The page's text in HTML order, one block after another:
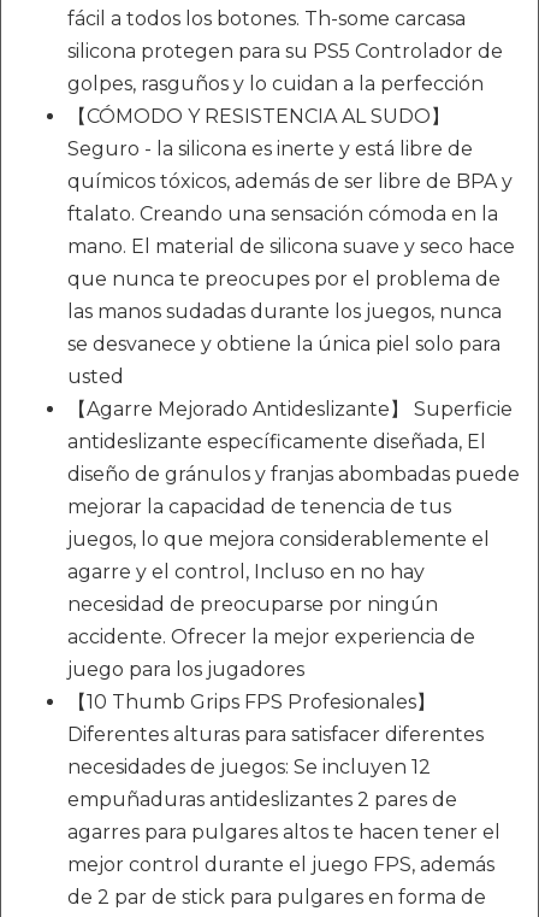
fácil a todos los botones. Th-some carcasa
silicona protegen para su PS5 Controlador de
golpes, rasguños y lo cuidan a la perfección
【CÓMODO Y RESISTENCIA AL SUDO】
Seguro - la silicona es inerte y está libre de
químicos tóxicos, además de ser libre de BPA y
ftalato. Creando una sensación cómoda en la
mano. El material de silicona suave y seco hace
que nunca te preocupes por el problema de
las manos sudadas durante los juegos, nunca
se desvanece y obtiene la única piel solo para
usted
【Agarre Mejorado Antideslizante】 Superficie
antideslizante específicamente diseñada, El
diseño de gránulos y franjas abombadas puede
mejorar la capacidad de tenencia de tus
juegos, lo que mejora considerablemente el
agarre y el control, Incluso en no hay
necesidad de preocuparse por ningún
accidente. Ofrecer la mejor experiencia de
juego para los jugadores
【10 Thumb Grips FPS Profesionales】
Diferentes alturas para satisfacer diferentes
necesidades de juegos: Se incluyen 12
empuñaduras antideslizantes 2 pares de
agarres para pulgares altos te hacen tener el
mejor control durante el juego FPS, además
de 2 par de stick para pulgares en forma de